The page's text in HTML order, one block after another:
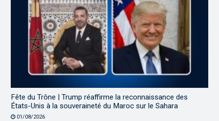
Fête du Trône | Trump réaffirme la reconnaissance des
États-Unis à la souveraineté du Maroc sur le Sahara
01/08/2026